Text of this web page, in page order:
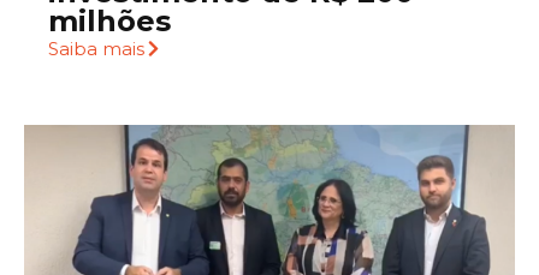
milhões
Saiba mais